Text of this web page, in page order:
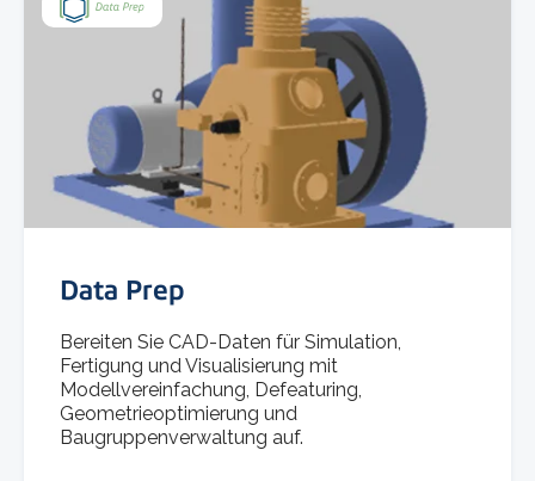
Data Prep
Bereiten Sie CAD-Daten für Simulation,
Fertigung und Visualisierung mit
Modellvereinfachung, Defeaturing,
Geometrieoptimierung und
Baugruppenverwaltung auf.